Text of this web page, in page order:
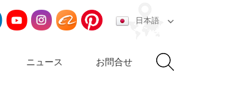
日本語
ニュース お問合せ